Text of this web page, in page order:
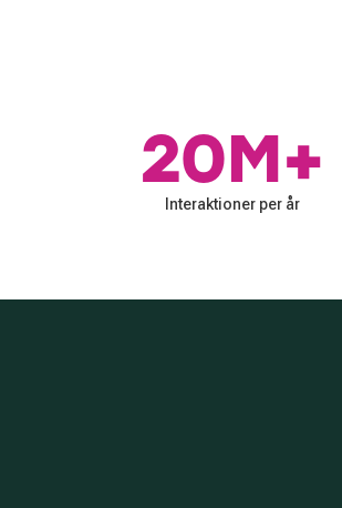
20M+
Interaktioner per år